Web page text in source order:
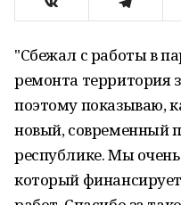
"Сбежал с работы в
ремонта территория
поэтому показываю,
новый, современный
республике. Мы
который